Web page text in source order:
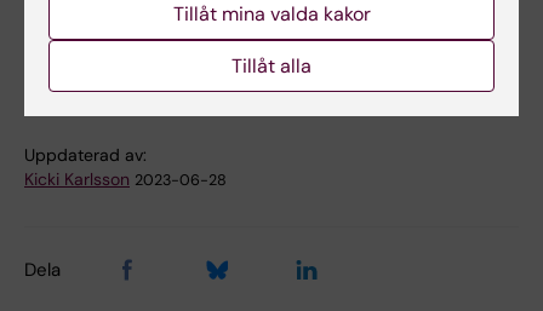
Uppdaterad av:
Kicki Karlsson 2023-06-28
Dela
Tillåt mina valda kakor
Tillåt alla